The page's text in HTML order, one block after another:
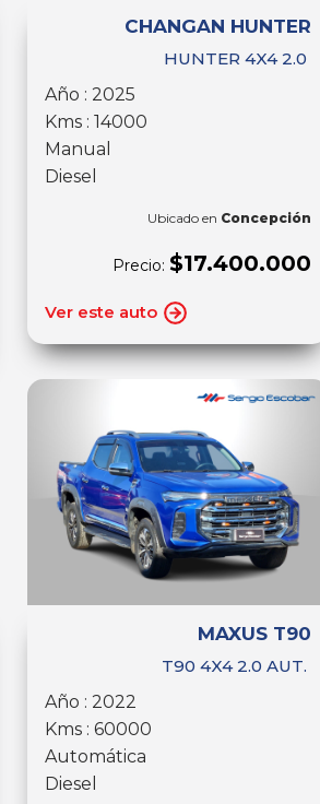
CHANGAN HUNTER
HUNTER 4X4 2.0
Año : 2025
Kms : 14000
Manual
Diesel
Ubicado en Concepción
Precio: $17.400.000
Ver este auto
MAXUS T90
T90 4X4 2.0 AUT.
Año : 2022
Kms : 60000
Automática
Diesel